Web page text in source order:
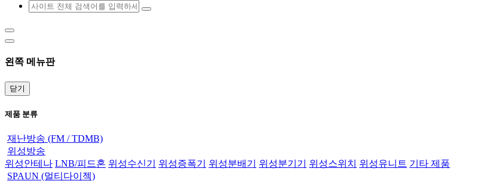
왼쪽 메뉴판
닫기
제품 분류
재난방송 (FM / TDMB)
위성방송
위성안테나 LNB/피드혼 위성수신기 위성증폭기 위성분배기 위성분기기 위성스위치 위성유니트 기타 제품
SPAUN (멀티다이젝)